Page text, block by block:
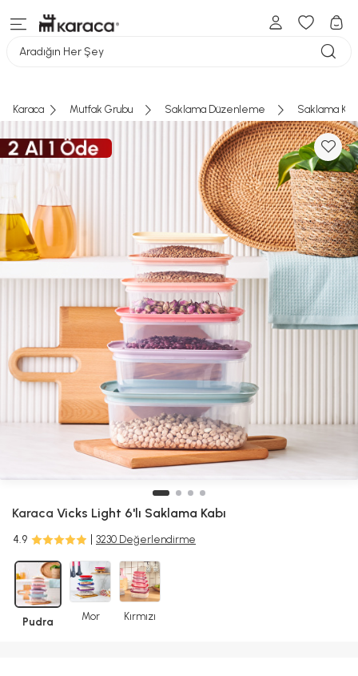
Aradığın Her Şey
Karaca Mutfak Grubu Saklama Düzenleme Saklama
Karaca Vicks Light 6'lı Saklama Kabı
4.9 3230 Değerlendirme
Pudra Mor Kırmızı